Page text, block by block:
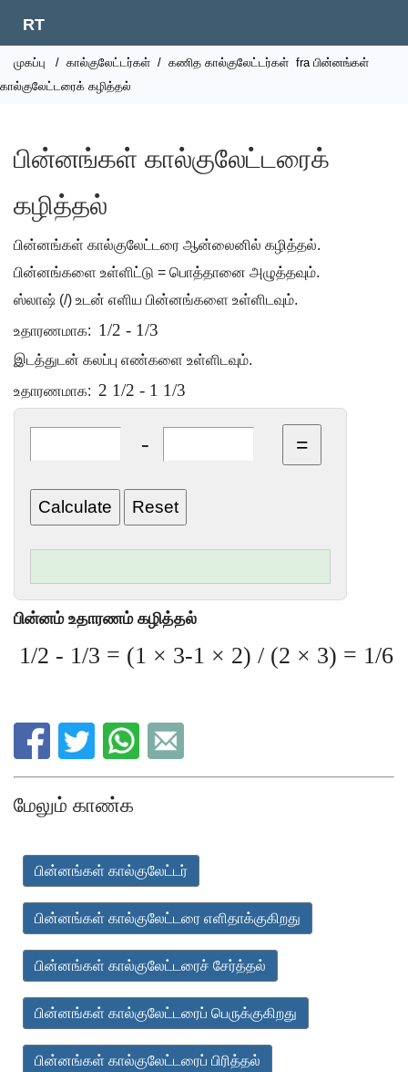
RT
முகப்பு / கால்குலேட்டர்கள் / கணித கால்குலேட்டர்கள் fra பின்னங்கள்
கால்குலேட்டரைக் கழித்தல்
பின்னங்கள் கால்குலேட்டரைக்
கழித்தல்
பின்னங்கள் கால்குலேட்டரை ஆன்லைனில் கழித்தல்.
பின்னங்களை உள்ளிட்டு = பொத்தானை அழுத்தவும்.
ஸ்லாஷ் (/) உடன் எளிய பின்னங்களை உள்ளிடவும்.
உதாரணமாக: 1/2 - 1/3
இடத்துடன் கலப்பு எண்களை உள்ளிடவும்.
உதாரணமாக: 2 1/2 - 1 1/3
-
பின்னம் உதாரணம் கழித்தல்
1/2 - 1/3 = (1 × 3-1 × 2) / (2 × 3) = 1/6
மேலும் காண்க
பின்னங்கள் கால்குலேட்டர்
பின்னங்கள் கால்குலேட்டரை எளிதாக்குகிறது
பின்னங்கள் கால்குலேட்டரைச் சேர்த்தல்
பின்னங்கள் கால்குலேட்டரைப் பெருக்குகிறது
பின்னங்கள் கால்குலேட்டரைப் பிரித்தல்